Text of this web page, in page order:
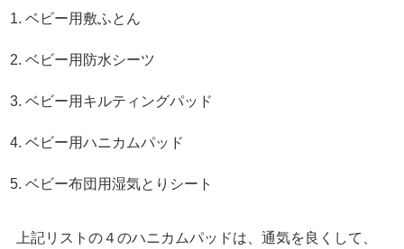
ベビー用敷ふとん
ベビー用防水シーツ
ベビー用キルティングパッド
ベビー用ハニカムパッド
ベビー布団用湿気とりシート
上記リストの４のハニカムパッドは、通気を良くして、